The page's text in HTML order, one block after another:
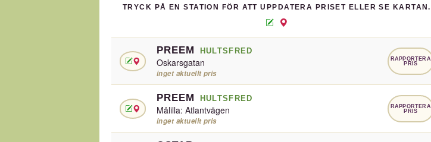
TRYCK PÅ EN STATION FÖR ATT UPPDATERA PRISET ELLER SE KARTAN.
PREEM HULTSFRED
Oskarsgatan
inget aktuellt pris
RAPPORTERA
PRIS
PREEM HULTSFRED
Målilla: Atlantvägen
inget aktuellt pris
RAPPORTERA
PRIS